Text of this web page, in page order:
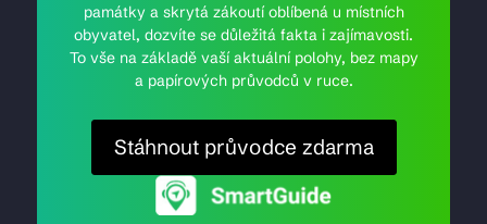
památky a skrytá zákoutí oblíbená u místních
obyvatel, dozvíte se důležitá fakta i zajímavosti.
To vše na základě vaší aktuální polohy, bez mapy
a papírových průvodců v ruce.
Stáhnout průvodce zdarma